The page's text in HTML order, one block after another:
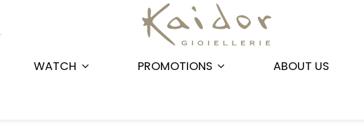
WATCH PROMOTIONS ABOUT US